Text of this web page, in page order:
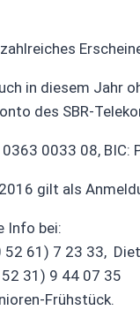
in diesem Jahr
des SBR-
0033 08, BIC:
gilt als
Info bei:
52 61) 7 23 33,
31) 9 44 07 35
Frühstück.